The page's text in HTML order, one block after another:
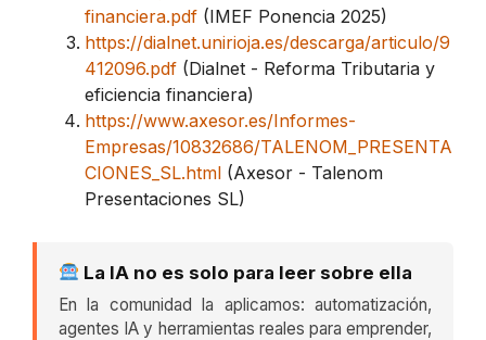
financiera.pdf (IMEF Ponencia 2025)
https://dialnet.unirioja.es/descarga/articulo/9
412096.pdf (Dialnet - Reforma Tributaria y
eficiencia financiera)
https://www.axesor.es/Informes-
Empresas/10832686/TALENOM_PRESENTA
CIONES_SL.html (Axesor - Talenom
Presentaciones SL)
La IA no es solo para leer sobre ella
En la comunidad la aplicamos: automatización,
agentes IA y herramientas reales para emprender,